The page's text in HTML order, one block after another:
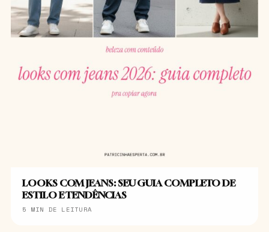
LOOKS COM JEANS: SEU GUIA COMPLETO DE
ESTILO E TENDÊNCIAS
5 MIN DE LEITURA